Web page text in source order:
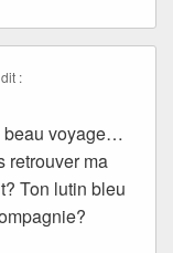
:
beau voyage…
retrouver ma
Ton lutin bleu